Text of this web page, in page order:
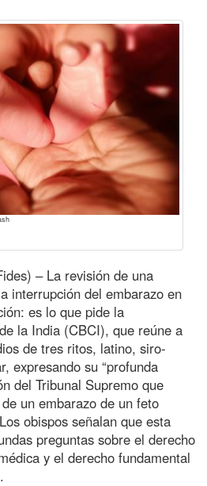
– La revisión de una
interrupción del embarazo en
es lo que pide la
la India (CBCI), que reúne a
de tres ritos, latino, siro-
expresando su “profunda
del Tribunal Supremo que
un embarazo de un feto
obispos señalan que esta
preguntas sobre el derecho
y el derecho fundamental